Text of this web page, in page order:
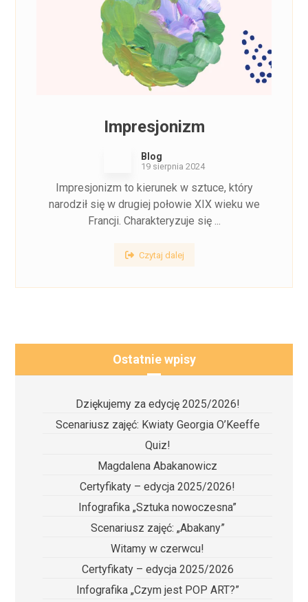
Impresjonizm
Blog
19 sierpnia 2024
Impresjonizm to kierunek w sztuce, który
narodził się w drugiej połowie XIX wieku we
Francji. Charakteryzuje się ...
Czytaj dalej
Ostatnie wpisy
Dziękujemy za edycję 2025/2026!
Scenariusz zajęć: Kwiaty Georgia O’Keeffe
Quiz!
Magdalena Abakanowicz
Certyfikaty – edycja 2025/2026!
Infografika „Sztuka nowoczesna”
Scenariusz zajęć: „Abakany”
Witamy w czerwcu!
Certyfikaty – edycja 2025/2026
Infografika „Czym jest POP ART?”